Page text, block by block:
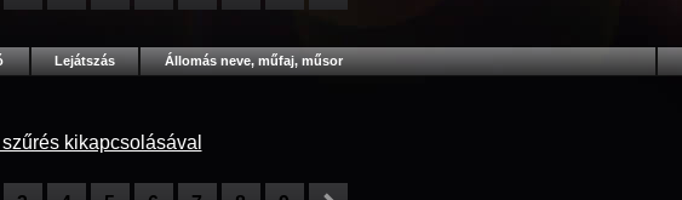
Lejátszás Állomás neve, műfaj, műsor
kikapcsolásával